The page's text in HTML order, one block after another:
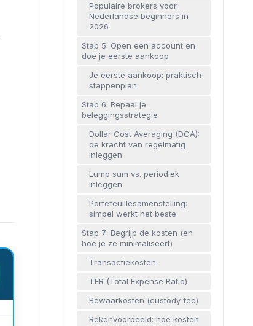
Populaire brokers voor
Nederlandse beginners in
2026
Stap 5: Open een account en
doe je eerste aankoop
Je eerste aankoop: praktisch
stappenplan
Stap 6: Bepaal je
beleggingsstrategie
Dollar Cost Averaging (DCA):
de kracht van regelmatig
inleggen
Lump sum vs. periodiek
inleggen
Portefeuillesamenstelling:
simpel werkt het beste
Stap 7: Begrijp de kosten (en
hoe je ze minimaliseert)
Transactiekosten
TER (Total Expense Ratio)
Bewaarkosten (custody fee)
Rekenvoorbeeld: hoe kosten